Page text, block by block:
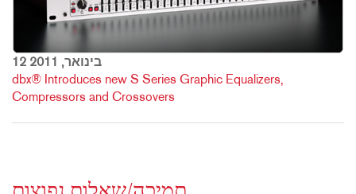
12 בינואר, 2011
dbx® Introduces new S Series Graphic Equalizers,
Compressors and Crossovers